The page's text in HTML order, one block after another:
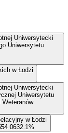
Uniwersytecki
Uniwersytetu
w Łodzi
Uniwersytecki
Uniwersytetu
w Łodzi
0632.1 %